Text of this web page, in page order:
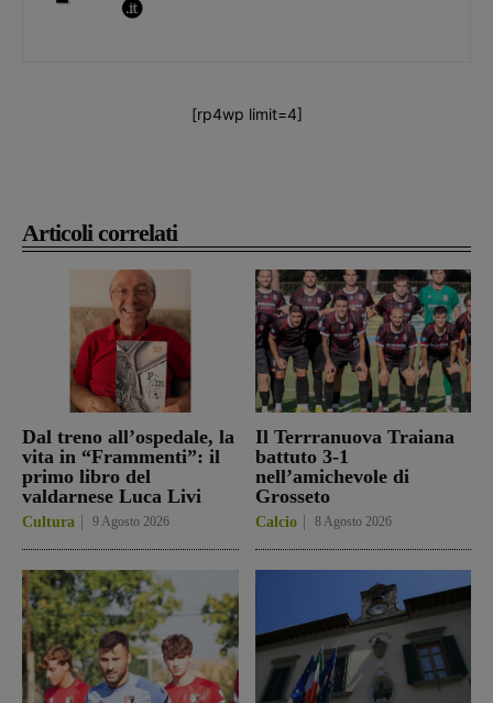
Articoli correlati
Dal treno all’ospedale, la
vita in “Frammenti”: il
primo libro del
valdarnese Luca Livi
Cultura 9 Agosto 2026
Il Terrranuova Traiana
battuto 3-1
nell’amichevole di
Grosseto
Calcio 8 Agosto 2026
[rp4wp limit=4]